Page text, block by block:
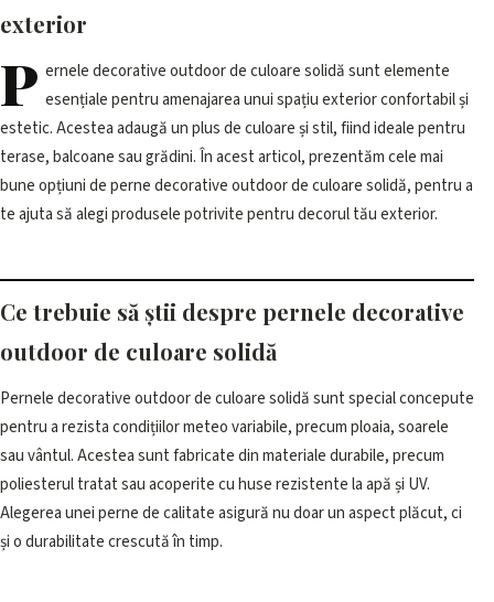
exterior
P ernele decorative outdoor de culoare solidă sunt elemente
esențiale pentru amenajarea unui spațiu exterior confortabil și
estetic. Acestea adaugă un plus de culoare și stil, fiind ideale pentru
terase, balcoane sau grădini. În acest articol, prezentăm cele mai
bune opțiuni de perne decorative outdoor de culoare solidă, pentru a
te ajuta să alegi produsele potrivite pentru decorul tău exterior.
Ce trebuie să știi despre pernele decorative
outdoor de culoare solidă
Pernele decorative outdoor de culoare solidă sunt special concepute
pentru a rezista condițiilor meteo variabile, precum ploaia, soarele
sau vântul. Acestea sunt fabricate din materiale durabile, precum
poliesterul tratat sau acoperite cu huse rezistente la apă și UV.
Alegerea unei perne de calitate asigură nu doar un aspect plăcut, ci
și o durabilitate crescută în timp.